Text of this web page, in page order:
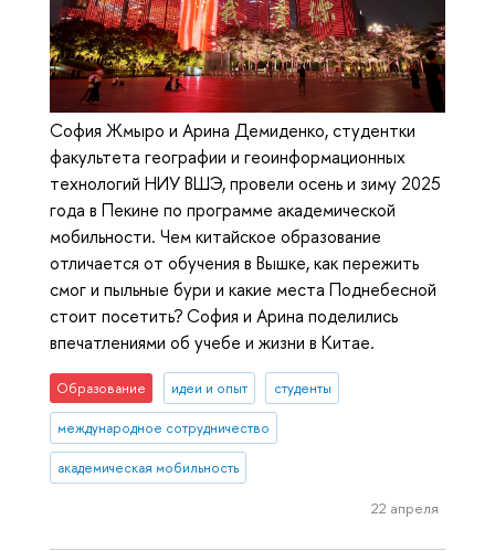
София Жмыро и Арина Демиденко, студентки
факультета географии и геоинформационных
технологий НИУ ВШЭ, провели осень и зиму 2025
года в Пекине по программе академической
мобильности. Чем китайское образование
отличается от обучения в Вышке, как пережить
смог и пыльные бури и какие места Поднебесной
стоит посетить? София и Арина поделились
впечатлениями об учебе и жизни в Китае.
Образование идеи и опыт студенты
международное сотрудничество
академическая мобильность
22 апреля